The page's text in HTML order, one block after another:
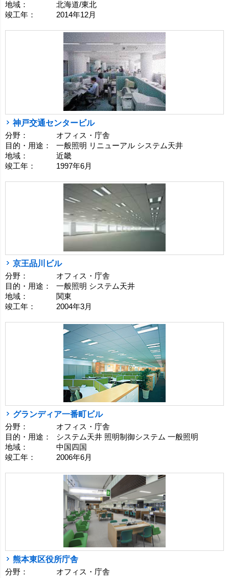
地域：
北海道/東北
竣工年：
2014年12月
神戸交通センタービル
分野：
オフィス・庁舎
目的・用途：
一般照明 リニューアル システム天井
地域：
近畿
竣工年：
1997年6月
京王品川ビル
分野：
オフィス・庁舎
目的・用途：
一般照明 システム天井
地域：
関東
竣工年：
2004年3月
グランディア一番町ビル
分野：
オフィス・庁舎
目的・用途：
システム天井 照明制御システム 一般照明
地域：
中国四国
竣工年：
2006年6月
熊本東区役所庁舎
分野： オフィス・庁舎